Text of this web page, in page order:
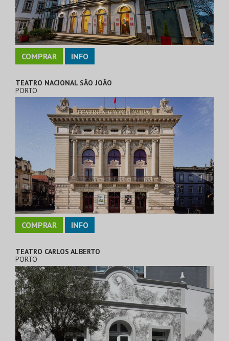
COMPRAR INFO
TEATRO NACIONAL SÃO JOÃO
PORTO
COMPRAR INFO
TEATRO CARLOS ALBERTO
PORTO